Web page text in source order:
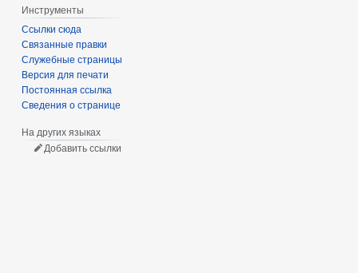
Инструменты
Ссылки сюда
Связанные правки
Служебные страницы
Версия для печати
Постоянная ссылка
Сведения о странице
На других языках
Добавить ссылки